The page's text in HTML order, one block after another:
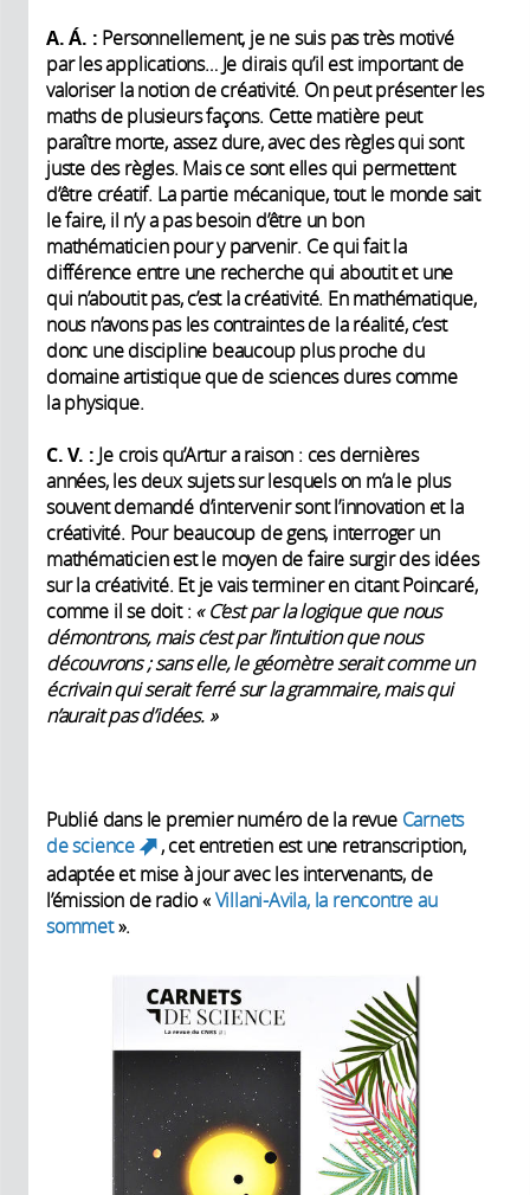
A. Á. : Personnellement, je ne suis pas très motivé
par les applications… Je dirais qu’il est important de
valoriser la notion de créativité. On peut présenter les
maths de plusieurs façons. Cette matière peut
paraître morte, assez dure, avec des règles qui sont
juste des règles. Mais ce sont elles qui permettent
d’être créatif. La partie mécanique, tout le monde sait
le faire, il n’y a pas besoin d’être un bon
mathématicien pour y parvenir. Ce qui fait la
différence entre une recherche qui aboutit et une
qui n’aboutit pas, c’est la créativité. En mathématique,
nous n’avons pas les contraintes de la réalité, c’est
donc une discipline beaucoup plus proche du
domaine artistique que de sciences dures comme
la physique.
C. V. : Je crois qu’Artur a raison : ces dernières
années, les deux sujets sur lesquels on m’a le plus
souvent demandé d’intervenir sont l’innovation et la
créativité. Pour beaucoup de gens, interroger un
mathématicien est le moyen de faire surgir des idées
sur la créativité. Et je vais terminer en citant Poincaré,
comme il se doit : « C’est par la logique que nous
démontrons, mais c’est par l’intuition que nous
découvrons ; sans elle, le géomètre serait comme un
écrivain qui serait ferré sur la grammaire, mais qui
n’aurait pas d’idées. »
Publié dans le premier numéro de la revue Carnets
de science
(link is external)
, cet entretien est une retranscription,
adaptée et mise à jour avec les intervenants, de
l’émission de radio «Villani-Avila, la rencontre au
sommet».